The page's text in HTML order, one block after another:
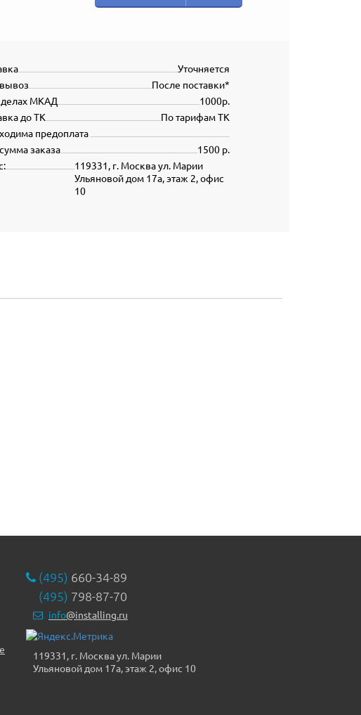
Уточняется
После поставки*
1000р.
МКАД
По тарифам ТК
до ТК
предоплата
1500 р.
заказа
119331, г. Москва ул. Марии
Ульяновой дом 17а, этаж 2, офис
10
(495) 660-34-89
(495) 798-87-70
info@installing.ru
119331, г. Москва ул. Марии
Ульяновой дом 17а, этаж 2, офис 10